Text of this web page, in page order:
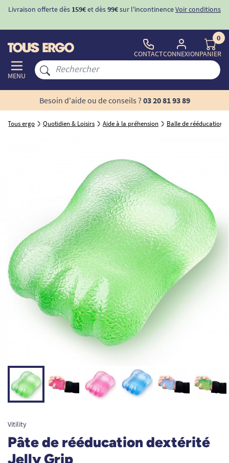
Livraison offerte dès 159€et dès99€sur l'incontinenceVoir conditions
MENU
CONTACTCONNEXION
0
PANIER
Besoin d'aide ou de conseils ? 03 20 81 93 89
Tous ergo Quotidien & Loisirs Aide à la préhension Balle de rééducation
Vitility
Pâte de rééducation dextérité
Jelly Grip